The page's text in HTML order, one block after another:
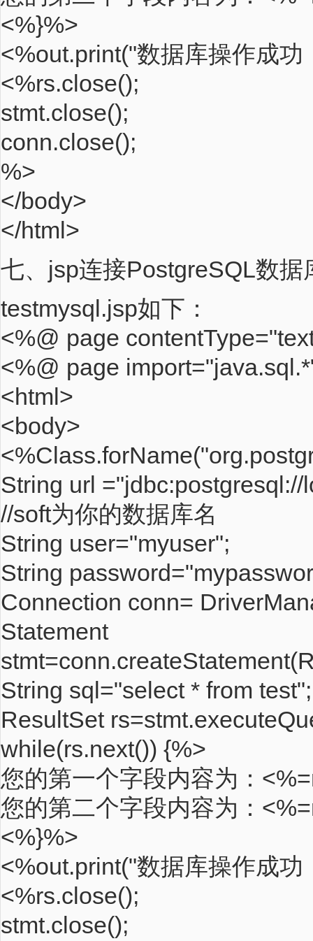
<%}%>
<%out.print("数据库操作成功
<%rs.close();
stmt.close();
conn.close();
%>
</body>
</html>
七、jsp连接PostgreSQL数据
testmysql.jsp如下：
<%@ page
<%@ page
<html>
<body>
String url ="jdbc:postgresql://
//soft为你的数据库名
String user="myuser";
String
Connection conn=
Statement
String sql="select * from test";
ResultSet
while(rs.next()) {%>
您的第一个字段内容为：
您的第二个字段内容为：
<%}%>
<%out.print("数据库操作成功
<%rs.close();
stmt.close();